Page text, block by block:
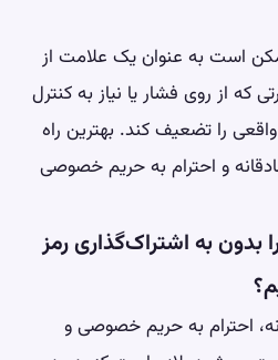
است به عنوان یک علامت از
که از روی فشار یا نیاز به کنترل
را تضعیف کند. بهترین راه
و احترام به حریم خصوصی
بدون به اشتراک‌گذاری رمز
احترام به حریم خصوصی و